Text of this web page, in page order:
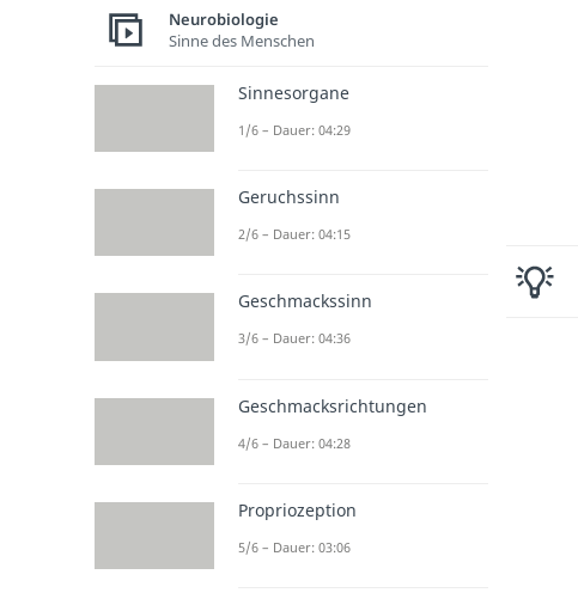
Neurobiologie
Sinne des Menschen
Sinnesorgane
1/6 – Dauer: 04:29
Geruchssinn
2/6 – Dauer: 04:15
Geschmackssinn
3/6 – Dauer: 04:36
Geschmacksrichtungen
4/6 – Dauer: 04:28
Propriozeption
5/6 – Dauer: 03:06